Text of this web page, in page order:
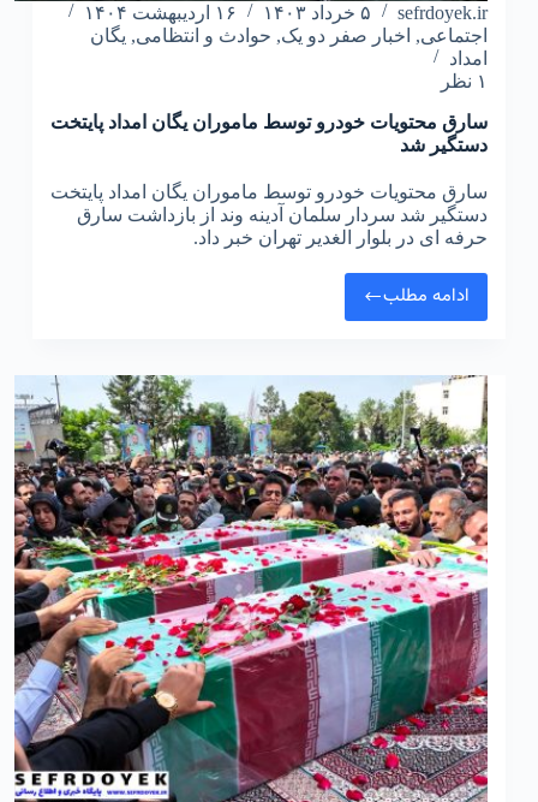
sefrdoyek.ir ۵ خرداد ۱۴۰۳
۱۶ اردیبهشت ۱۴۰۴
اجتماعی, اخبار صفر دو یک, حوادث و انتظامی, یگان
امداد
۱ نظر
سارق محتویات خودرو توسط ماموران یگان امداد پایتخت
دستگیر شد
سارق محتویات خودرو توسط ماموران یگان امداد پایتخت
دستگیر شد سردار سلمان آدینه وند از بازداشت سارق
حرفه ای در بلوار الغدیر تهران خبر داد.
ادامه مطلب